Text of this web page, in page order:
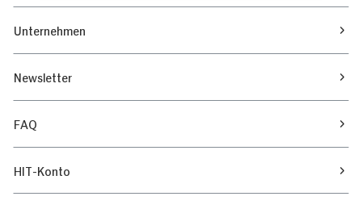
Unternehmen
Newsletter
FAQ
HIT-Konto